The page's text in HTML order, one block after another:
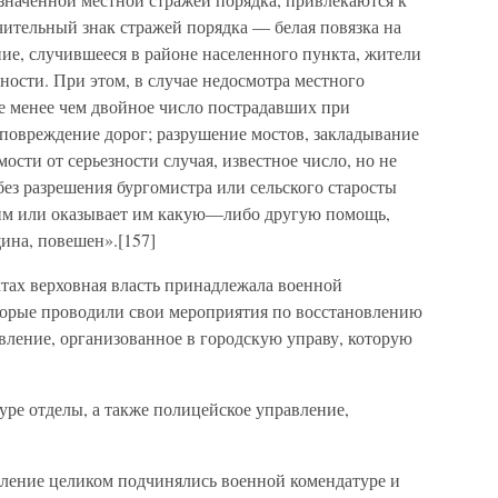
знак стражей порядка — белая повязка на
случившееся в районе населенного пункта, жители
При этом, в случае недосмотра местного
менее чем двойное число пострадавших при
дорог; разрушение мостов, закладывание
от серьезности случая, известное число, но не
разрешения бургомистра или сельского старосты
или оказывает им какую—либо другую помощь,
повешен».[157]
верховная власть принадлежала военной
проводили свои мероприятия по восстановлению
организованное в городскую управу, которую
отделы, а также полицейское управление,
целиком подчинялись военной комендатуре и